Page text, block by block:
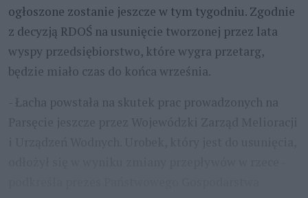
ogłoszone zostanie jeszcze w tym tygodniu. Zgodnie
z decyzją RDOŚ na usunięcie tworzonej przez lata
wyspy przedsiębiorstwo, które wygra przetarg,
będzie miało czas do końca września.
- Łacha powstała na skutek prac prowadzonych na